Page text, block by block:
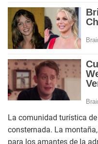
La comunidad turística
consternada. La
para los amantes de la